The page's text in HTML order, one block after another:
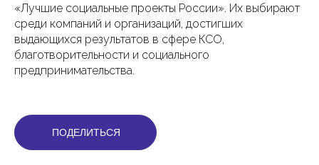
«Лучшие социальные проекты России». Их выбирают
среди компаний и организаций, достигших
выдающихся результатов в сфере КСО,
благотворительности и социального
предпринимательства.
ПОДЕЛИТЬСЯ